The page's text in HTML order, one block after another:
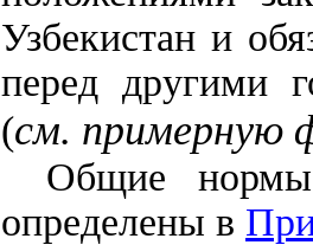
Узбекистан и
перед другими
(см. примерную
Общие нормы
определены в